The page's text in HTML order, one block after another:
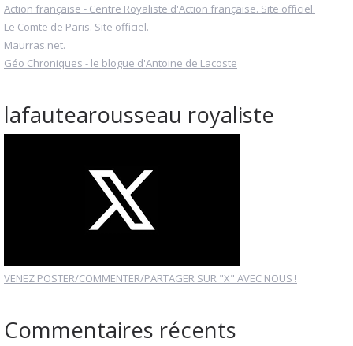
Action française - Centre Royaliste d'Action française. Site officiel.
Le Comte de Paris. Site officiel.
Maurras.net.
Géo Chroniques - le blogue d'Antoine de Lacoste
lafautearousseau royaliste
VENEZ POSTER/COMMENTER/PARTAGER SUR "X" AVEC NOUS !
Commentaires récents